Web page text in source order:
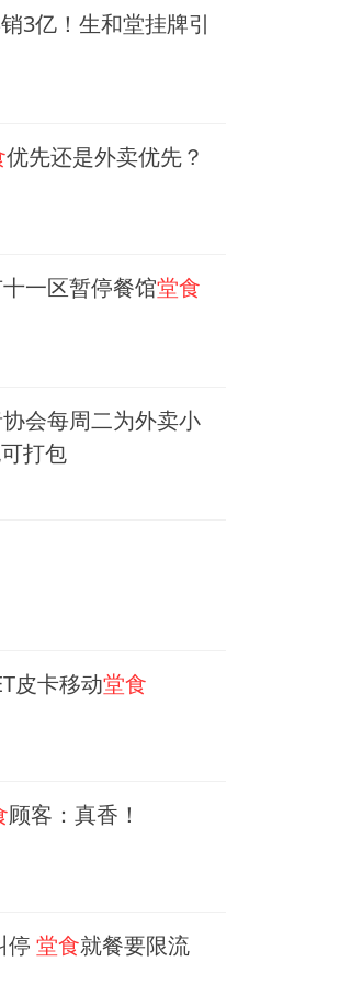
3亿！生和堂挂牌引
优先还是外卖优先？
十一区暂停餐馆堂食
会每周二为外卖小
打包
皮卡移动堂食
顾客：真香！
停 堂食就餐要限流